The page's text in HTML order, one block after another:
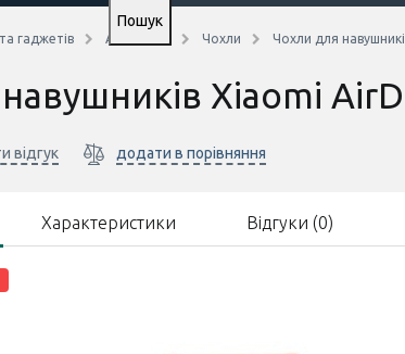
Пошук
гаджетів Аксесуари Чохли Чохли для
Xiaomi
відгук додати в порівняння
Характеристики Відгуки (0)